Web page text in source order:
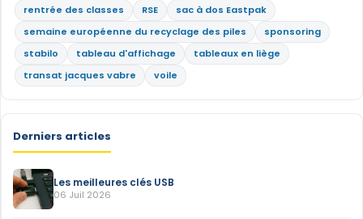
rentrée des classes
RSE
sac à dos Eastpak
semaine européenne du recyclage des piles
sponsoring
stabilo
tableau d'affichage
tableaux en liège
transat jacques vabre
voile
Derniers articles
Les meilleures clés USB
06 Juil 2026